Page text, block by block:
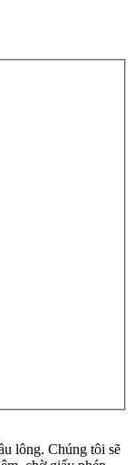
lông. Chúng tôi sẽ